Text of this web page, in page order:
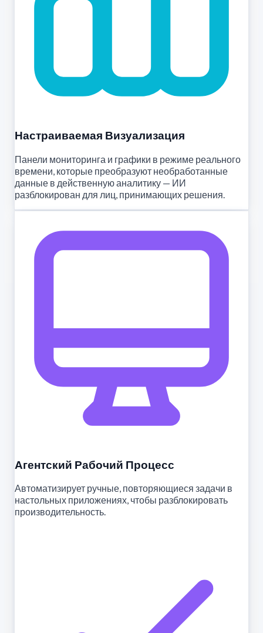
Настраиваемая Визуализация
Панели мониторинга и графики в режиме реального
времени, которые преобразуют необработанные
данные в действенную аналитику — ИИ
разблокирован для лиц, принимающих решения.
Агентский Рабочий Процесс
Автоматизирует ручные, повторяющиеся задачи в
настольных приложениях, чтобы разблокировать
производительность.